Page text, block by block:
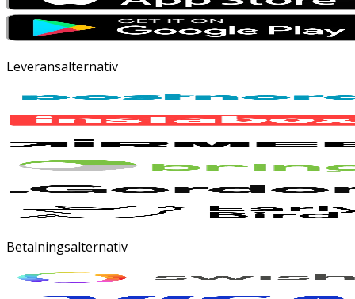
Leveransalternativ
Betalningsalternativ